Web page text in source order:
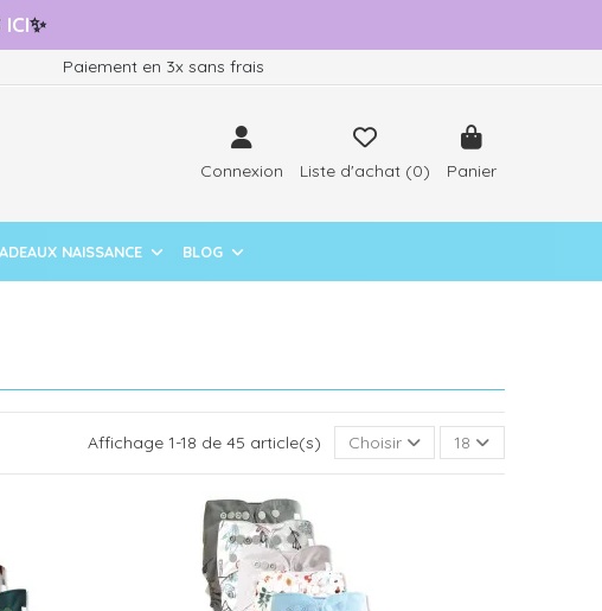
ICI✨
Paiement en 3x sans frais
Connexion Liste d'achat (0) Panier
NAISSANCE BLOG
Affichage 1-18 de 45 article(s) Choisir 18